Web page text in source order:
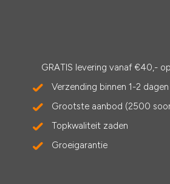
GRATIS levering vanaf €40,-
Verzending binnen 1-2 dagen
Grootste aanbod (2500
Topkwaliteit zaden
Groeigarantie